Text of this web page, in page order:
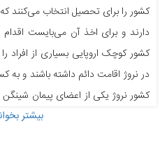
کشور را برای تحصیل انتخاب می‌کنند
دارند و برای اخذ آن می‌بایست
کشور کوچک اروپایی بسیاری از افراد
در نروژ اقامت دائم داشته باشند و به
کشور نروژ یکی از اعضای پیمان
جهت اخذ ویزای شینگن نروژ اقدام کرد.
بیشتر